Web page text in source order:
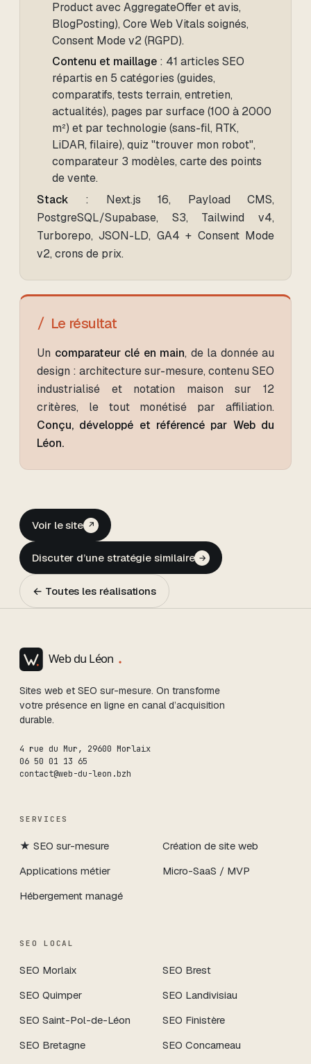
Product avec AggregateOffer et avis,
BlogPosting), Core Web Vitals soignés,
Consent Mode v2 (RGPD).
Contenu et maillage : 41 articles SEO
répartis en 5 catégories (guides,
comparatifs, tests terrain, entretien,
actualités), pages par surface (100 à 2000
m²) et par technologie (sans-fil, RTK,
LiDAR, filaire), quiz "trouver mon robot",
comparateur 3 modèles, carte des points
de vente.
Stack : Next.js 16, Payload CMS,
PostgreSQL/Supabase, S3, Tailwind v4,
Turborepo, JSON-LD, GA4 + Consent Mode
v2, crons de prix.
Le résultat
Un comparateur clé en main, de la donnée au
design : architecture sur-mesure, contenu SEO
industrialisé et notation maison sur 12
critères, le tout monétisé par affiliation.
Conçu, développé et référencé par Web du
Léon.
Voir le site ↗
Discuter d’une stratégie similaire →
← Toutes les réalisations
Sites web et SEO sur-mesure. On transforme
votre présence en ligne en canal d’acquisition
durable.
4 rue du Mur, 29600 Morlaix
06 50 01 13 65
contact@web-du-leon.bzh
SERVICES
★ SEO sur-mesure
Création de site web
Applications métier
Micro-SaaS / MVP
Hébergement managé
SEO LOCAL
SEO Morlaix SEO Brest
SEO Quimper SEO Landivisiau
SEO Saint-Pol-de-Léon SEO Finistère
SEO Bretagne SEO Concarneau